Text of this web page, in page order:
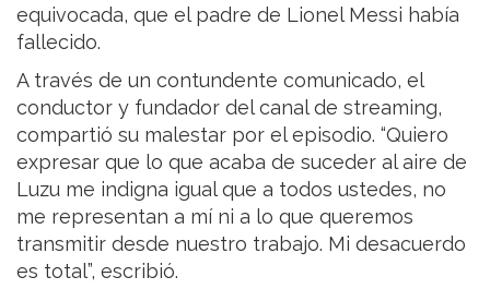
equivocada, que el padre de Lionel Messi había
fallecido.
A través de un contundente comunicado, el
conductor y fundador del canal de streaming,
compartió su malestar por el episodio. “Quiero
expresar que lo que acaba de suceder al aire de
Luzu me indigna igual que a todos ustedes, no
me representan a mí ni a lo que queremos
transmitir desde nuestro trabajo. Mi desacuerdo
es total”, escribió.